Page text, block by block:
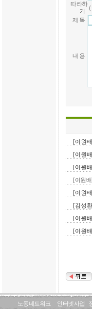
따라하
기
(
제 목
내 용
[이원
[이원
[이원
[이원
[이원
[김성
[이원
[이원
노동네트워크 인터넷사업